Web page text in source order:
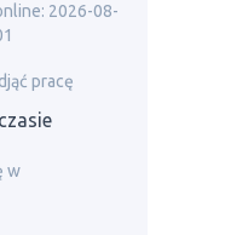
2026-08-
pracę
w